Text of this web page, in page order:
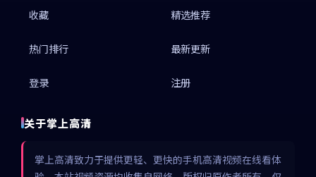
收藏 精选推荐
热门排行 最新更新
登录 注册
关于掌上高清
掌上高清致力于提供更轻、更快的手机高清视频在线看体